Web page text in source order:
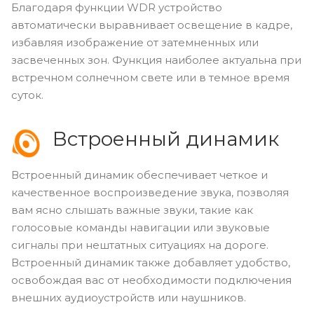
Благодаря функции WDR устройство
автоматически выравнивает освещение в кадре,
избавляя изображение от затемненных или
засвеченных зон. Функция наиболее актуальна при
встречном солнечном свете или в темное время
суток.
Встроенный динамик
Встроенный динамик обеспечивает четкое и
качественное воспроизведение звука, позволяя
вам ясно слышать важные звуки, такие как
голосовые команды навигации или звуковые
сигналы при нештатных ситуациях на дороге.
Встроенный динамик также добавляет удобство,
освобождая вас от необходимости подключения
внешних аудиоустройств или наушников.